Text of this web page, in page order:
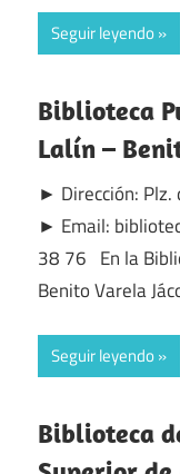
Seguir leyendo
Biblioteca
Lalín –
► Dirección: Plz.
► Email:
38 76 En la
Benito Varela
Seguir leyendo
Biblioteca